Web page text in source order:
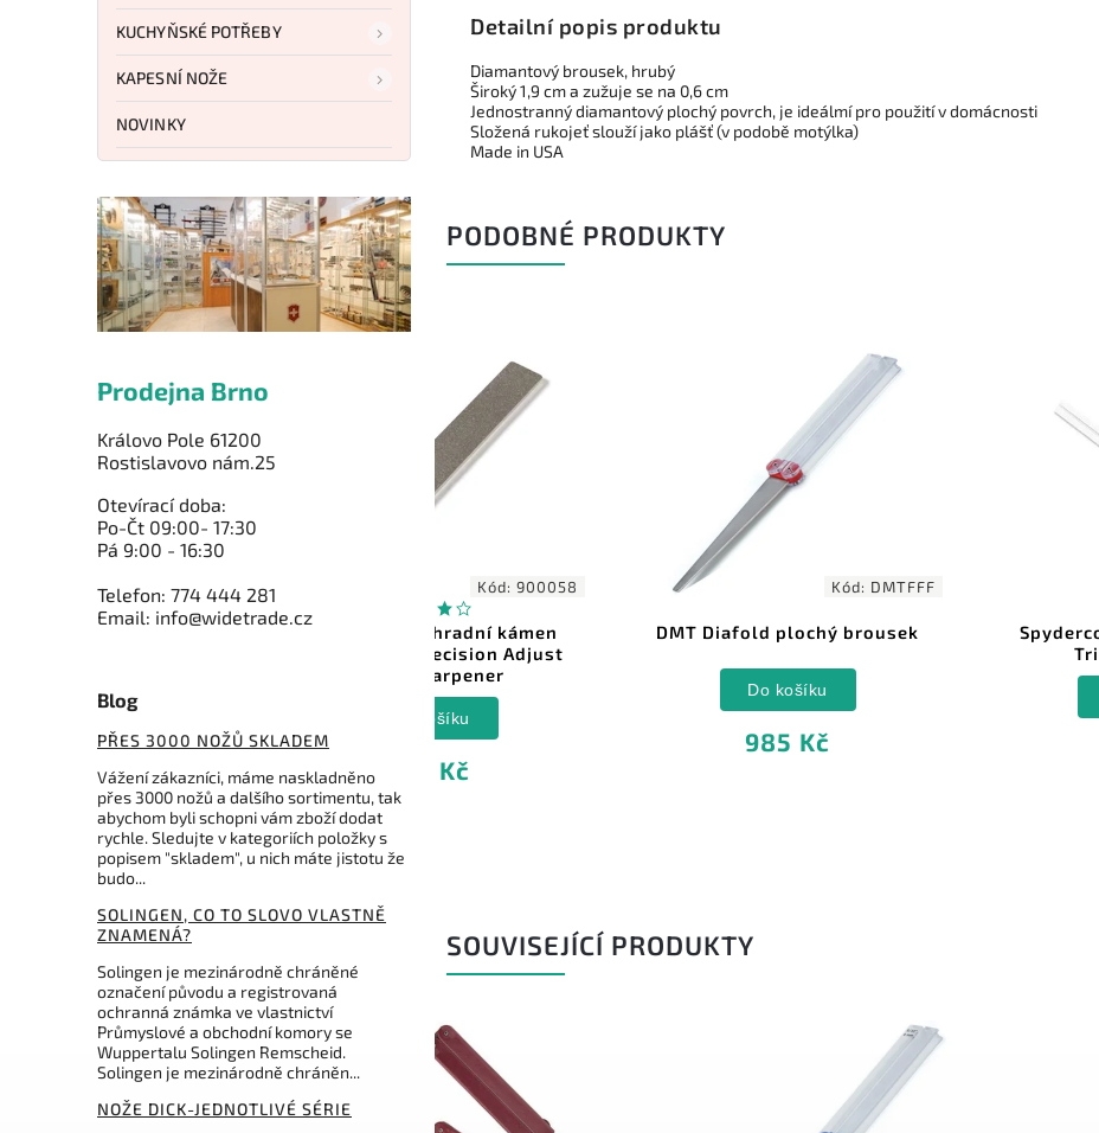
KUCHYŇSKÉ POTŘEBY
KAPESNÍ NOŽE
NOVINKY
Prodejna Brno
Královo Pole 61200
Rostislavovo nám.25
Otevírací doba:
Po-Čt 09:00- 17:30
Pá 9:00 - 16:30
Telefon: 774 444 281
Email: info@widetrade.cz
Blog
PŘES 3000 NOŽŮ SKLADEM
Vážení zákazníci, máme naskladněno
přes 3000 nožů a dalšího sortimentu, tak
abychom byli schopni vám zboží dodat
rychle. Sledujte v kategoriích položky s
popisem "skladem", u nich máte jistotu že
budo...
SOLINGEN, CO TO SLOVO VLASTNĚ
ZNAMENÁ?
Solingen je mezinárodně chráněné
označení původu a registrovaná
ochranná známka ve vlastnictví
Průmyslové a obchodní komory se
Wuppertalu Solingen Remscheid.
Solingen je mezinárodně chráněn...
NOŽE DICK-JEDNOTLIVÉ SÉRIE
Detailní popis produktu
Diamantový brousek, hrubý
Široký 1,9 cm a zužuje se na 0,6 cm
Jednostranný diamantový plochý povrch, je ideálmí pro použití v domácnosti
Složená rukojeť slouží jako plášť (v podobě motýlka)
Made in USA
PODOBNÉ PRODUKTY
Worksharp náhradní kámen
319 Kč
Kód:DMTFFF
DMT Diafold plochý brousek
Spyderco 204UF1 Ultra Fine
SOUVISEJÍCÍ PRODUKTY